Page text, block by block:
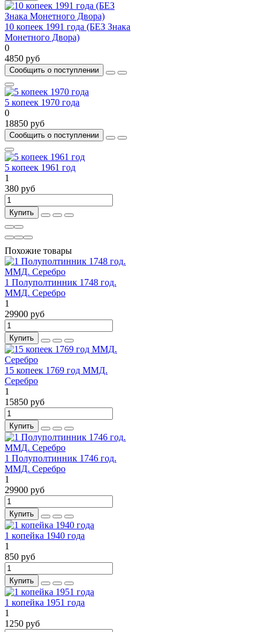
10 копеек 1991 года (БЕЗ Знака
Монетного Двора)
0
4850 руб
Сообщить о поступлении
5 копеек 1970 года
0
18850 руб
Сообщить о поступлении
5 копеек 1961 год
1
380 руб
Купить
Похожие товары
1 Полуполтинник 1748 год.
ММД. Серебро
1
29900 руб
Купить
15 копеек 1769 год ММД.
Серебро
1
15850 руб
Купить
1 Полуполтинник 1746 год.
ММД. Серебро
1
29900 руб
Купить
1 копейка 1940 года
1
850 руб
Купить
1 копейка 1951 года
1
1250 руб